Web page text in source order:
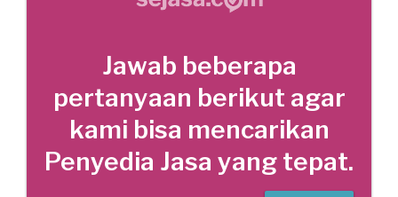
Jawab beberapa
pertanyaan berikut agar
kami bisa mencarikan
Penyedia Jasa yang tepat.